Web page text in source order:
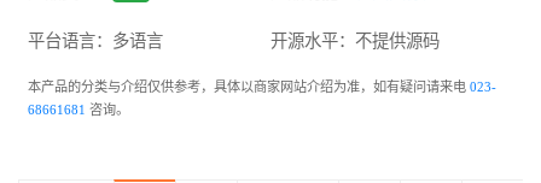
平台语言：多语言 开源水平： 不提供源码
本产品的分类与介绍仅供参考，具体以商家网站介绍为准，如有疑问请来电 023-
68661681 咨询。